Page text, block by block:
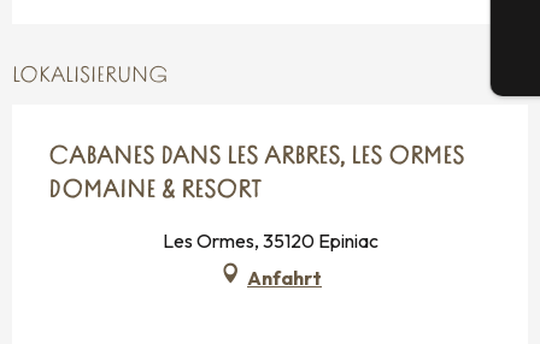
LOKALISIERUNG
CABANES DANS LES ARBRES, LES ORMES
DOMAINE & RESORT
Les Ormes, 35120 Epiniac
Anfahrt